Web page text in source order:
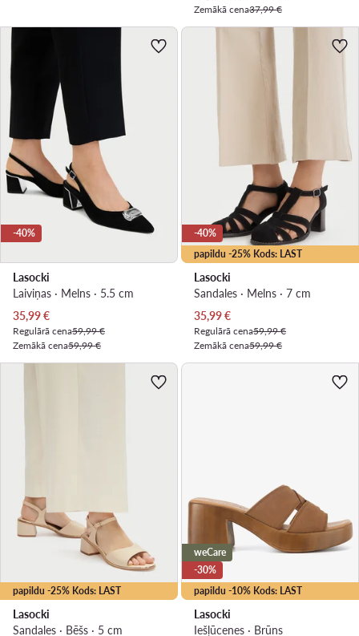
Zemākā cena37,99 €
-40%
Lasocki
Laiviņas · Melns · 5.5 cm
Pašreizējā cena
35,99€
Regulārā cena59,99 €
Zemākā cena59,99 €
papildu -25% Kods: LAST
-40%
Lasocki
Sandales · Melns · 7 cm
Pašreizējā cena
35,99€
Regulārā cena59,99 €
Zemākā cena59,99 €
papildu -25% Kods: LAST
Lasocki
Sandales · Bēšs · 5 cm
papildu -10% Kods: LAST
weCare
-30%
Lasocki
Iešļūcenes · Brūns